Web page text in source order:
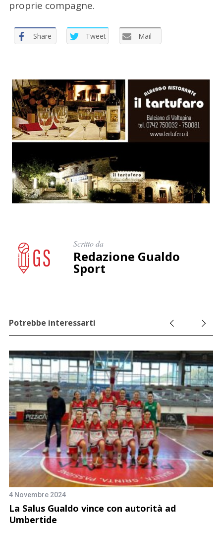
proprie compagne.
Share Tweet Mail
Scritto da
Redazione Gualdo
Sport
Potrebbe interessarti
4 Novembre 2024
La Salus Gualdo vince con autorità ad
Umbertide
: